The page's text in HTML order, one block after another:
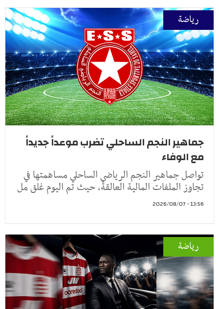
رياضة
جماهير النجم الساحلي تضرب موعداً جديداً
مع الوفاء
تواصل جماهير النجم الرياضي الساحلي مساهمتها في
تجاوز الملفات المالية العالقة، حيث تم اليوم غلق مل
13:56 - 2026/08/07
رياضة